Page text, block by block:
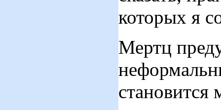
которых я
Мертц
становится